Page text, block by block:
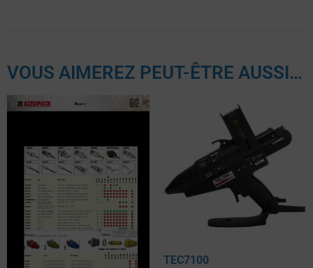
VOUS AIMEREZ PEUT-ÊTRE AUSSI…
TEC7100